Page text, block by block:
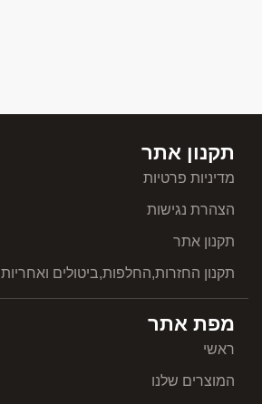
תקנון אתר
מדיניות פרטיות
הצהרת נגישות
תקנון אתר
תקנון החזרות,החלפות,ביטולים ואחריות
מפת אתר
ראשי
המוצרים שלנו